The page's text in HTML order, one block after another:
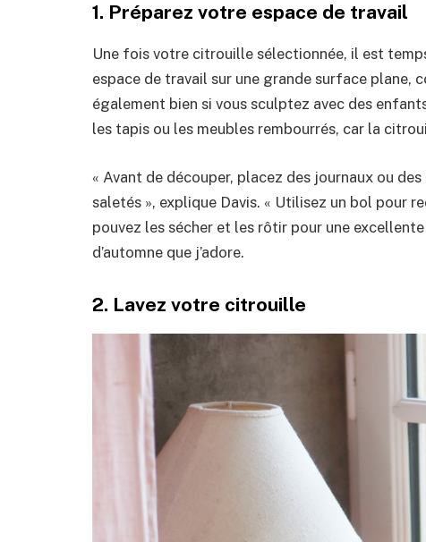
1. Préparez votre espace de travail
Une fois votre citrouille sélectionnée, il est
espace de travail sur une grande surface plane,
également bien si vous sculptez avec des
les tapis ou les meubles rembourrés, car la
« Avant de découper, placez des journaux ou
saletés », explique Davis. « Utilisez un bol pour
pouvez les sécher et les rôtir pour une
d’automne que j’adore.
2. Lavez votre citrouille